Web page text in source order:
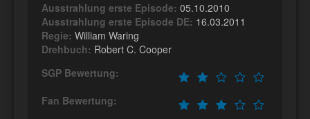
Ausstrahlung erste Episode: 05.10.2010
Ausstrahlung erste Episode DE: 16.03.2011
Regie: William Waring
Drehbuch: Robert C. Cooper
SGP Bewertung:
Fan Bewertung: